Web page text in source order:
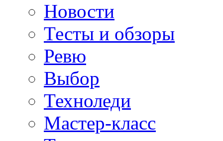
Новости
Тесты и обзоры
Ревю
Выбор
Техноледи
Мастер-класс